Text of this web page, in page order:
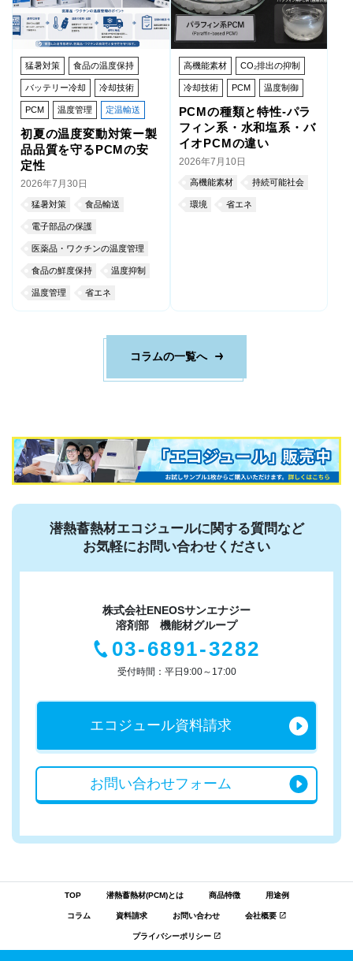
猛暑対策 食品の温度保持
バッテリー冷却 冷却技術
PCM 温度管理 定温輸送
初夏の温度変動対策ー製
品品質を守るPCMの安
定性
2026年7月30日
猛暑対策 食品輸送
電子部品の保護
医薬品・ワクチンの温度管理
食品の鮮度保持 温度抑制
温度管理 省エネ
高機能素材 CO₂排出の抑制
冷却技術 PCM 温度制御
PCMの種類と特性-パラ
フィン系・水和塩系・バ
イオPCMの違い
2026年7月10日
高機能素材 持続可能社会
環境 省エネ
コラムの一覧へ
潜熱蓄熱材エコジュールに関する質問など
お気軽にお問い合わせください
株式会社ENEOSサンエナジー
溶剤部 機能材グループ
03-6891-3282
受付時間：平日9:00～17:00
エコジュール資料請求
お問い合わせフォーム
TOP 潜熱蓄熱材(PCM)とは 商品特徴 用途例
コラム 資料請求 お問い合わせ 会社概要
プライバシーポリシー